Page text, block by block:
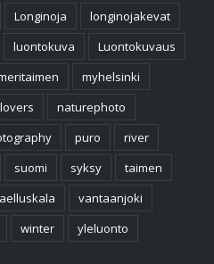
Longinoja
longinojakevat
luontokuva
Luontokuvaus
myhelsinki
naturephoto
puro
river
suomi syksy
taimen
vantaanjoki
winter yleluonto